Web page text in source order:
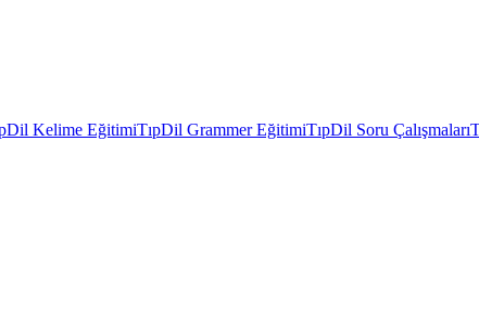
Kelime EğitimiTıpDil Grammer EğitimiTıpDil Soru Çalışmaları